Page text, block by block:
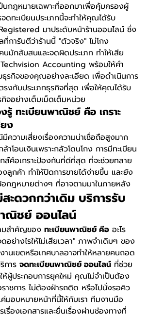
นกฎหมายเฉพาะที่ออกมาเพื่อคุ้มครองผู้
ดทะเบียนประเภทนี้จะทำให้คุณได้รับ
มาประดับหน้าร้านออนไลน์ ซึ่ง
ารันตีว่าร้านนี้ "ตัวจริง" ไม่โกง
นมักสับสนและจดผิดประเภท ทำให้เสีย
Techvision Accounting พร้อมให้คำ
ธุรกิจของคุณอย่างละเอียด เพื่อดำเนินการ
รงกับประเภทธุรกิจที่สุด เพื่อให้คุณได้รับ
จอย่างเต็มเม็ดเต็มหน่วย
รู้ ทะเบียนพาณิชย์ คือ เกราะ
ง
ความเสี่ยงเรื่องความน่าเชื่อถือสูงมาก
าโอนเงินเพราะกลัวโดนโกง การมีทะเบียน
คือเกราะป้องกันที่ดีที่สุด ที่จะช่วยทลาย
ลูกค้า ทำให้ปิดการขายได้ง่ายขึ้น และยัง
ฎหมายต่างๆ ที่อาจตามมาในภายหลัง
ะดวกกว่าเดิม บริการรับ
ณิชย์ ออนไลน์
ามสำคัญของ ทะเบียนพาณิชย์ คือ อะไร
ย่างไรให้ไม่เสียเวลา" ภาพจำเดิมๆ ของ
านเขตหรือเทศบาลอาจทำให้หลายคนถอด
การ จดทะเบียนพาณิชย์ ออนไลน์ ที่ช่วย
ห้ผู้ประกอบการยุคใหม่ คุณไม่จำเป็นต้อง
าชการ ไม่ต้องฝ่ารถติด หรือไปนั่งรอคิว
มอบหมายหน้าที่นี้ให้กับเรา ทีมงานมือ
เรื่องเอกสารและยื่นเรื่องผ่านช่องทางที่